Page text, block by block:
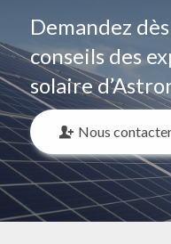
Demandez
conseils des
solaire
Nous